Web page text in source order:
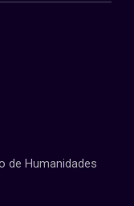
de Humanidades